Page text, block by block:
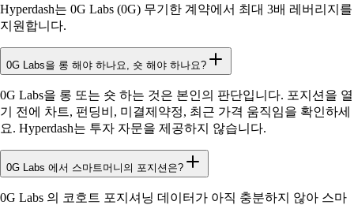
Hyperdash는 0G Labs (0G) 무기한 계약에서 최대 3배 레버리지를
지원합니다.
0G Labs을 롱 해야 하나요, 숏 해야 하나요?
0G Labs을 롱 또는 숏 하는 것은 본인의 판단입니다. 포지션을 열
기 전에 차트, 펀딩비, 미결제약정, 최근 가격 움직임을 확인하세
요. Hyperdash는 투자 자문을 제공하지 않습니다.
0G Labs 에서 스마트머니의 포지션은?
0G Labs 의 코호트 포지셔닝 데이터가 아직 충분하지 않아 스마